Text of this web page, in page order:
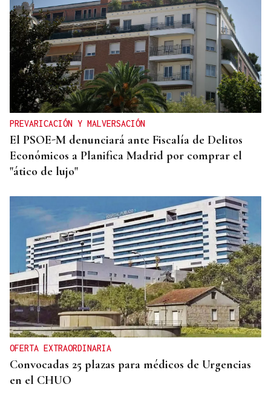
PREVARICACIÓN Y MALVERSACIÓN
El PSOE-M denunciará ante Fiscalía de Delitos
Económicos a Planifica Madrid por comprar el
"ático de lujo"
OFERTA EXTRAORDINARIA
Convocadas 25 plazas para médicos de Urgencias
en el CHUO